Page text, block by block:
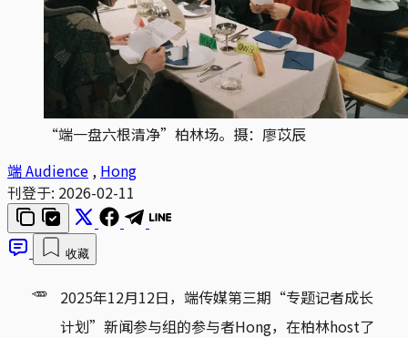
“端一盘六根清净”柏林场。摄：廖苡辰
端 Audience , Hong
刊登于: 2026-02-11
收藏
🥕
2025年12月12日，端传媒第三期“专题记者成长
计划”新闻参与组的参与者Hong，在柏林host了